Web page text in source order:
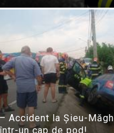
Accident la Șieu-
un cap de pod!